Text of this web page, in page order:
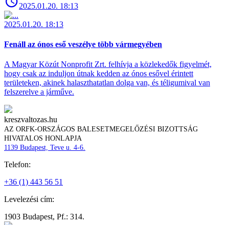
2025.01.20. 18:13
2025.01.20. 18:13
Fenáll az ónos eső veszélye több vármegyében
A Magyar Közút Nonprofit Zrt. felhívja a közlekedők figyelmét,
hogy csak az induljon útnak kedden az ónos esővel érintett
területeken, akinek halaszthatatlan dolga van, és téligumival van
felszerelve a járműve.
kreszvaltozas.hu
AZ ORFK-ORSZÁGOS BALESETMEGELŐZÉSI BIZOTTSÁG
HIVATALOS HONLAPJA
1139 Budapest, Teve u. 4-6.
Telefon:
+36 (1) 443 56 51
Levelezési cím:
1903 Budapest, Pf.: 314.